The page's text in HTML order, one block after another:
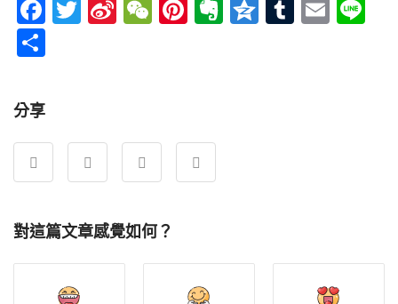
Facebook
Twitter
Sina
Weibo
WeChat
Pinterest
Evernote
Qzone
Tumblr
分享
對這篇文章感覺如何？